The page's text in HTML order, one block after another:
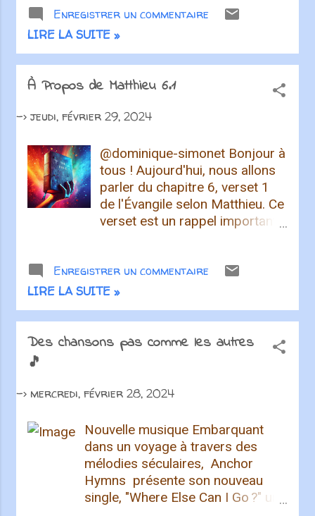
Enregistrer un commentaire
LIRE LA SUITE »
À Propos de Matthieu 6.1
-> jeudi, février 29, 2024
@dominique-simonet Bonjour à
tous ! Aujourd'hui, nous allons
parler du chapitre 6, verset 1
de l'Évangile selon Matthieu. Ce
verset est un rappel important
actions et nos motivations.
Dans ce verset, Jésus dit :
votre justice devant les
hommes, pour en être vus;
autrement, vous n'aurez point
votre Père qui est dans les
rappelle l'importance de la
sincérité dans nos actions. Il ne
s'agit pas seulement de faire le
bien, mais aussi de le faire avec
un cœur pur, sans chercher la
reconnaissance des autres. En
Enregistrer un commentaire
LIRE LA SUITE »
Des chansons pas comme les autres
🎵
-> mercredi, février 28, 2024
Nouvelle musique Embarquant
dans un voyage à travers des
mélodies séculaires, Anchor
Hymns présente son nouveau
single, "Where Else Can I Go ?" un